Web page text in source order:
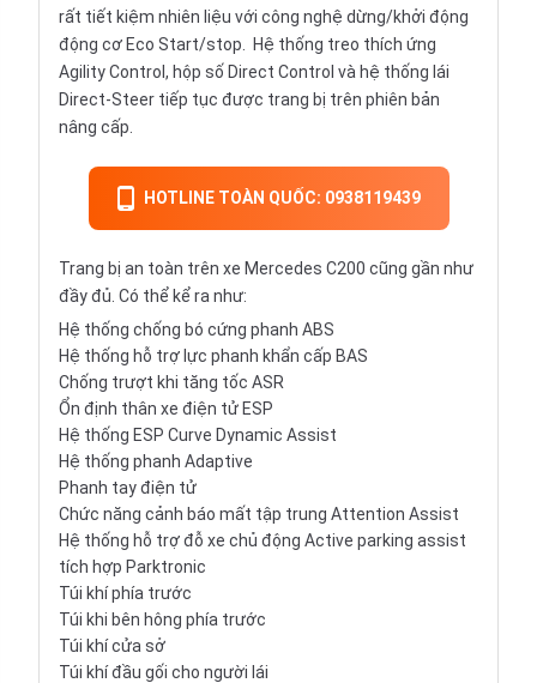
rất tiết kiệm nhiên liệu với công nghệ dừng/khởi động
động cơ Eco Start/stop. Hệ thống treo thích ứng
Agility Control, hộp số Direct Control và hệ thống lái
Direct-Steer tiếp tục được trang bị trên phiên bản
nâng cấp.
HOTLINE TOÀN QUỐC: 0938119439
Trang bị an toàn trên xe Mercedes C200 cũng gần như
đầy đủ. Có thể kể ra như:
Hệ thống chống bó cứng phanh ABS
Hệ thống hỗ trợ lực phanh khẩn cấp BAS
Chống trượt khi tăng tốc ASR
Ổn định thân xe điện tử ESP
Hệ thống ESP Curve Dynamic Assist
Hệ thống phanh Adaptive
Phanh tay điện tử
Chức năng cảnh báo mất tập trung Attention Assist
Hệ thống hỗ trợ đỗ xe chủ động Active parking assist
tích hợp Parktronic
Túi khí phía trước
Túi khi bên hông phía trước
Túi khí cửa sở
Túi khí đầu gối cho người lái